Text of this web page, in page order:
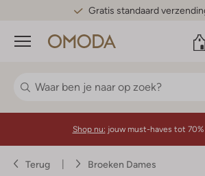
Gratis standaard
Menu
Shop nu: jouw must-haves tot
Terug Broeken Dames